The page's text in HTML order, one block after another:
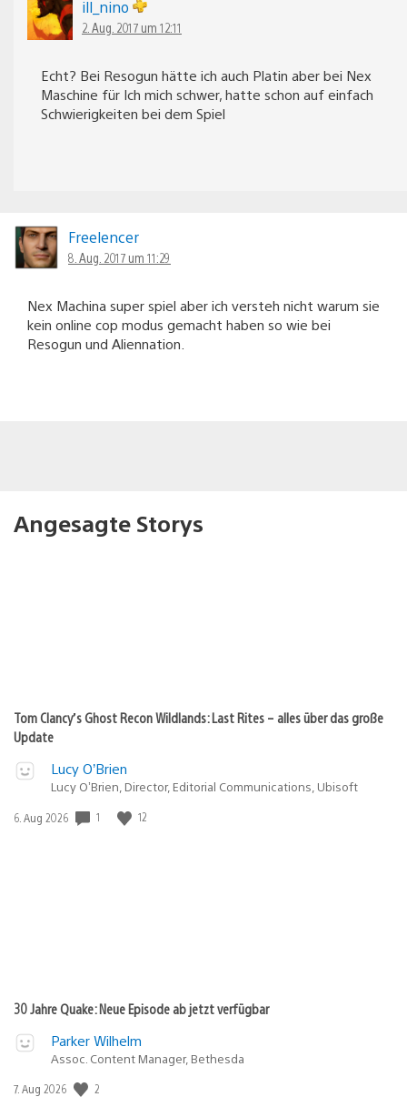
ill_nino
2. Aug. 2017 um 12:11
Echt? Bei Resogun hätte ich auch Platin aber bei Nex
Maschine für Ich mich schwer, hatte schon auf einfach
Schwierigkeiten bei dem Spiel
Freelencer
8. Aug. 2017 um 11:29
Nex Machina super spiel aber ich versteh nicht warum sie
kein online cop modus gemacht haben so wie bei
Resogun und Aliennation.
Angesagte Storys
Tom Clancy’s Ghost Recon Wildlands: Last Rites – alles über das große
Update
Lucy O’Brien
Lucy O’Brien, Director, Editorial Communications, Ubisoft
Veröffentlichungsdatum:
6. Aug 2026 1 12
30 Jahre Quake: Neue Episode ab jetzt verfügbar
Parker Wilhelm
Assoc. Content Manager, Bethesda
Veröffentlichungsdatum:
7. Aug 2026 2